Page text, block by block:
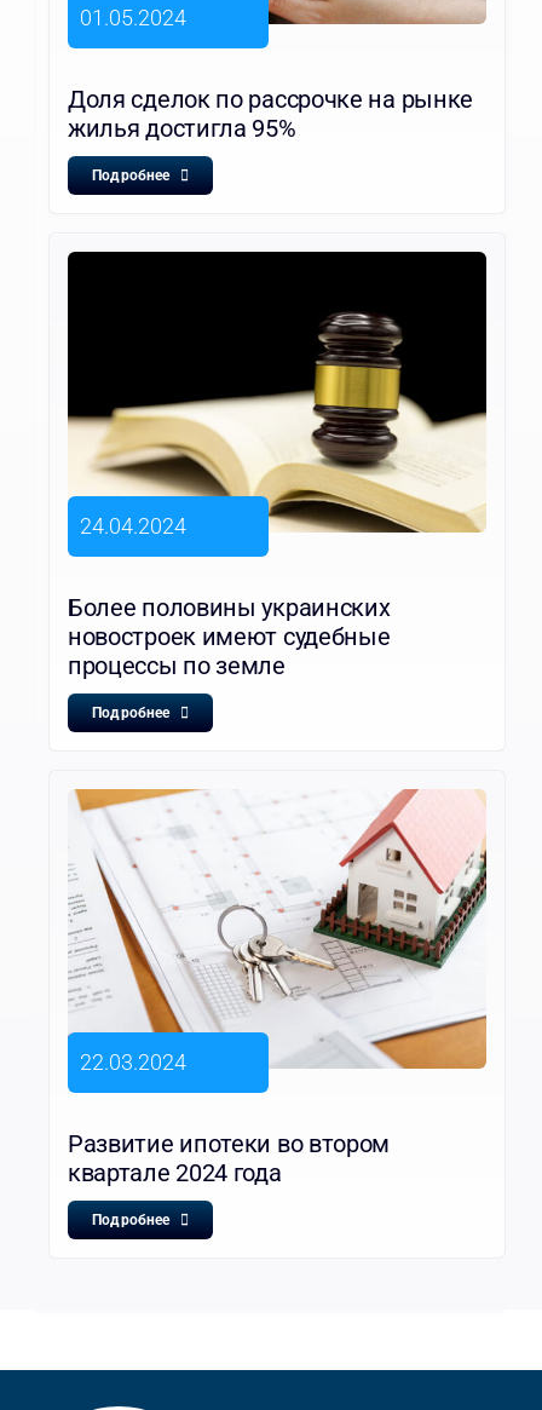
01.05.2024
Доля сделок по рассрочке на рынке
жилья достигла 95%
Подробнее
24.04.2024
Более половины украинских
новостроек имеют судебные
процессы по земле
Подробнее
22.03.2024
Развитие ипотеки во втором
квартале 2024 года
Подробнее